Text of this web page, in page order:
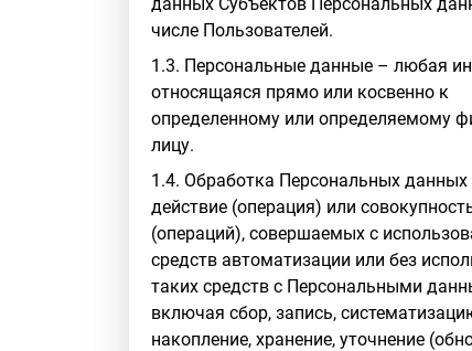
числе Пользователей.
1.3. Персональные данные – любая
относящаяся прямо или косвенно к
определенному или определяемому
лицу.
1.4. Обработка Персональных
действие (операция) или
(операций), совершаемых с
средств автоматизации или без
таких средств с Персональными
включая сбор, запись,
накопление, хранение, уточнение